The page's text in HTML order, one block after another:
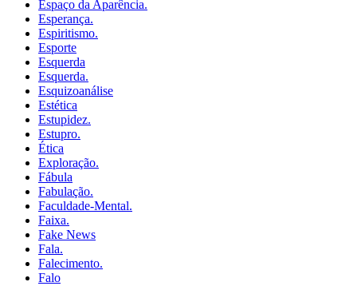
Espaço da Aparência.
Esperança.
Espiritismo.
Esporte
Esquerda
Esquerda.
Esquizoanálise
Estética
Estupidez.
Estupro.
Ética
Exploração.
Fábula
Fabulação.
Faculdade-Mental.
Faixa.
Fake News
Fala.
Falecimento.
Falo